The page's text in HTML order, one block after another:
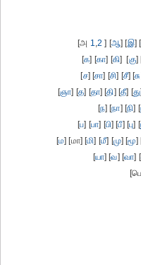
[அ 1,2 ] [ஆ] [இ] [
[க] [கா] [கி] [கு]
[ச] [சா] [சி] [சீ] [சு
[ஞா] [த] [தா] [தி] [தீ] [து
[ந] [நா] [நி] [
[ப] [பா] [பி] [பீ] [பு] [
[ம] [மா] [மி] [மீ] [மு] [மூ]
[யா] [வ] [வா] [